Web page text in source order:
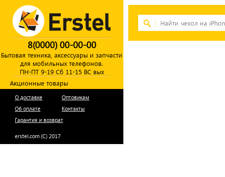
8(0000) 00-00-00
Бытовая техника, аксессуары и запчасти
для мобильных телефонов.
ПН-ПТ 9-19 Сб 11-15 ВС вых
Акционные товары
О доставке
Оптовикам
Об оплате
Контакты
Гарантия и возврат
erstel.com (C) 2017